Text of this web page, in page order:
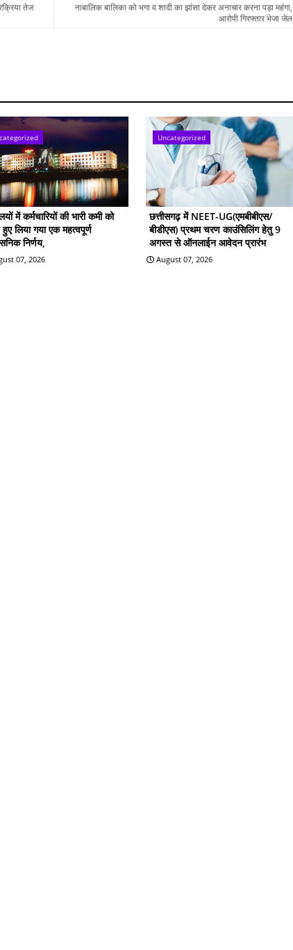
नाबालिक बालिका को भगा व शादी का झांसा देकर अनाचार करना पड़ा महंगा,
आरोपी गिरफ्तार भेजा जेल
तेज
में कर्मचारियों की भारी कमी को
लिया गया एक महत्वपूर्ण
निर्णय,
07, 2026
Uncategorized
छत्तीसगढ़ में NEET-UG(एमबीबीएस/
बीडीएस) प्रथम चरण काउंसिलिंग हेतु 9
अगस्त से ऑनलाईन आवेदन प्रारंभ
August 07, 2026